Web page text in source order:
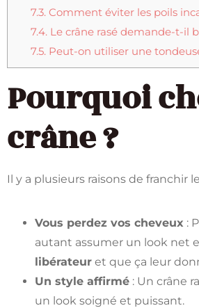
7.3. Comment éviter les poils
7.4. Le crâne rasé demande-t-il
7.5. Peut-on utiliser une
Pourquoi
crâne ?
Il y a plusieurs raisons de franchir
Vous perdez vos cheveux :
autant assumer un look net
libérateur et que ça leur
Un style affirmé : Un crâne
un look soigné et puissant.